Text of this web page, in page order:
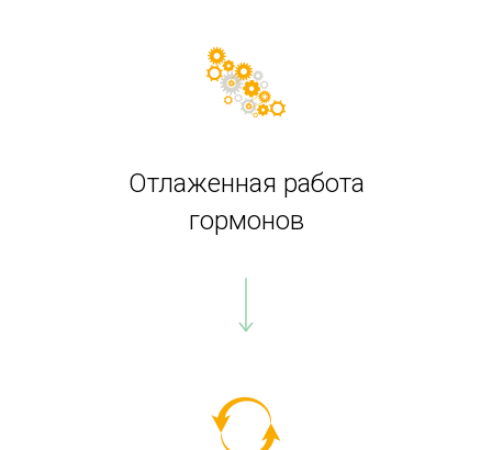
Отлаженная работа
гормонов